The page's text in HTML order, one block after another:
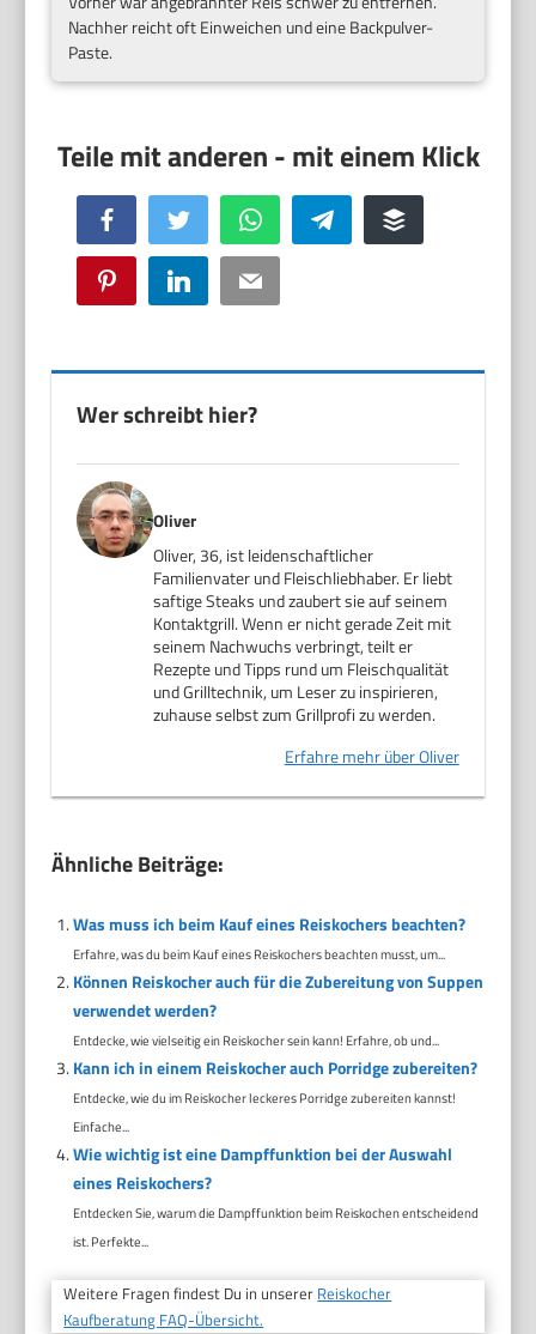
Nachher reicht oft Einweichen und eine Backpulver-
Paste.
Facebook Twitter WhatsApp Telegram Buffer
Pinterest LinkedIn Email
Wer schreibt hier?
Oliver
Oliver, 36, ist leidenschaftlicher
Familienvater und Fleischliebhaber. Er liebt
saftige Steaks und zaubert sie auf seinem
Kontaktgrill. Wenn er nicht gerade Zeit mit
seinem Nachwuchs verbringt, teilt er
Rezepte und Tipps rund um Fleischqualität
und Grilltechnik, um Leser zu inspirieren,
zuhause selbst zum Grillprofi zu werden.
Erfahre mehr über Oliver
Ähnliche Beiträge:
Was muss ich beim Kauf eines Reiskochers beachten?
Erfahre, was du beim Kauf eines Reiskochers beachten musst, um...
Können Reiskocher auch für die Zubereitung von Suppen
verwendet werden?
Entdecke, wie vielseitig ein Reiskocher sein kann! Erfahre, ob und...
Kann ich in einem Reiskocher auch Porridge zubereiten?
Entdecke, wie du im Reiskocher leckeres Porridge zubereiten kannst!
Einfache...
Wie wichtig ist eine Dampffunktion bei der Auswahl
eines Reiskochers?
Entdecken Sie, warum die Dampffunktion beim Reiskochen entscheidend
ist. Perfekte...
Weitere Fragen findest Du in unserer Reiskocher
Kaufberatung FAQ-Übersicht.